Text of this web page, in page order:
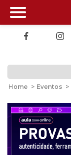
Home > Eventos >